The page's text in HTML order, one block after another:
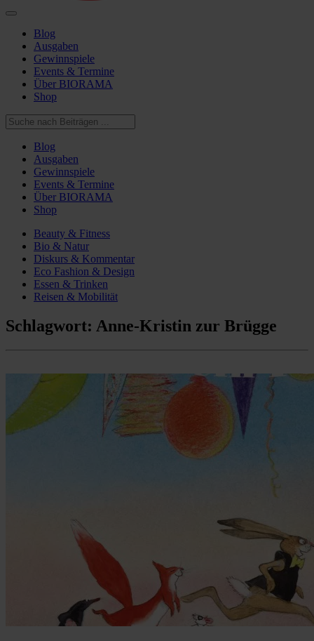
Blog
Ausgaben
Gewinnspiele
Events & Termine
Über BIORAMA
Shop
Blog
Ausgaben
Gewinnspiele
Events & Termine
Über BIORAMA
Shop
Beauty & Fitness
Bio & Natur
Diskurs & Kommentar
Eco Fashion & Design
Essen & Trinken
Reisen & Mobilität
Schlagwort: Anne-Kristin zur Brügge